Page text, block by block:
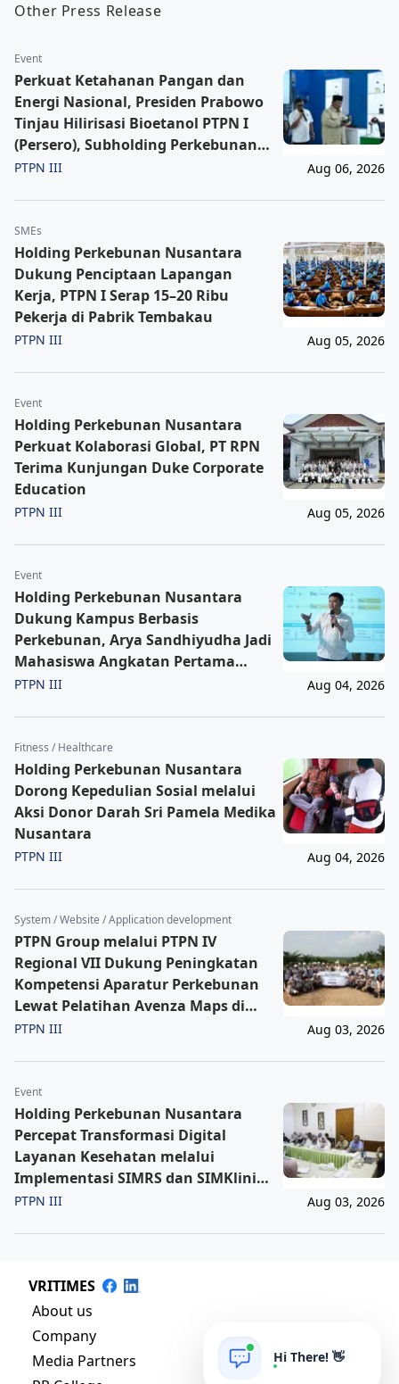
Other Press Release
Event
Perkuat Ketahanan Pangan dan
Energi Nasional, Presiden Prabowo
Tinjau Hilirisasi Bioetanol PTPN I
(Persero), Subholding Perkebunan
Nusantara
PTPN III Aug 06, 2026
SMEs
Holding Perkebunan Nusantara
Dukung Penciptaan Lapangan
Kerja, PTPN I Serap 15–20 Ribu
Pekerja di Pabrik Tembakau
PTPN III Aug 05, 2026
Event
Holding Perkebunan Nusantara
Perkuat Kolaborasi Global, PT RPN
Terima Kunjungan Duke Corporate
Education
PTPN III Aug 05, 2026
Event
Holding Perkebunan Nusantara
Dukung Kampus Berbasis
Perkebunan, Arya Sandhiyudha Jadi
Mahasiswa Angkatan Pertama
Magister ITSI
PTPN III Aug 04, 2026
Fitness / Healthcare
Holding Perkebunan Nusantara
Dorong Kepedulian Sosial melalui
Aksi Donor Darah Sri Pamela Medika
Nusantara
PTPN III Aug 04, 2026
System / Website / Application development
PTPN Group melalui PTPN IV
Regional VII Dukung Peningkatan
Kompetensi Aparatur Perkebunan
Lewat Pelatihan Avenza Maps di
Way Kanan
PTPN III Aug 03, 2026
Event
Holding Perkebunan Nusantara
Percepat Transformasi Digital
Layanan Kesehatan melalui
Implementasi SIMRS dan SIMKlinik
PT SPMN
PTPN III Aug 03, 2026
VRITIMES
About us
Company
Media Partners
Hi There! 👋